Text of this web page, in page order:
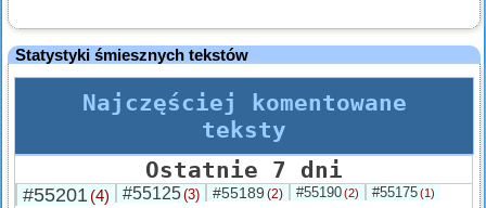
Statystyki śmiesznych tekstów
Najczęściej komentowane
teksty
Ostatnie 7 dni
#55201(4) #55125(3) #55189 (2) #55190(2) #55175(1)